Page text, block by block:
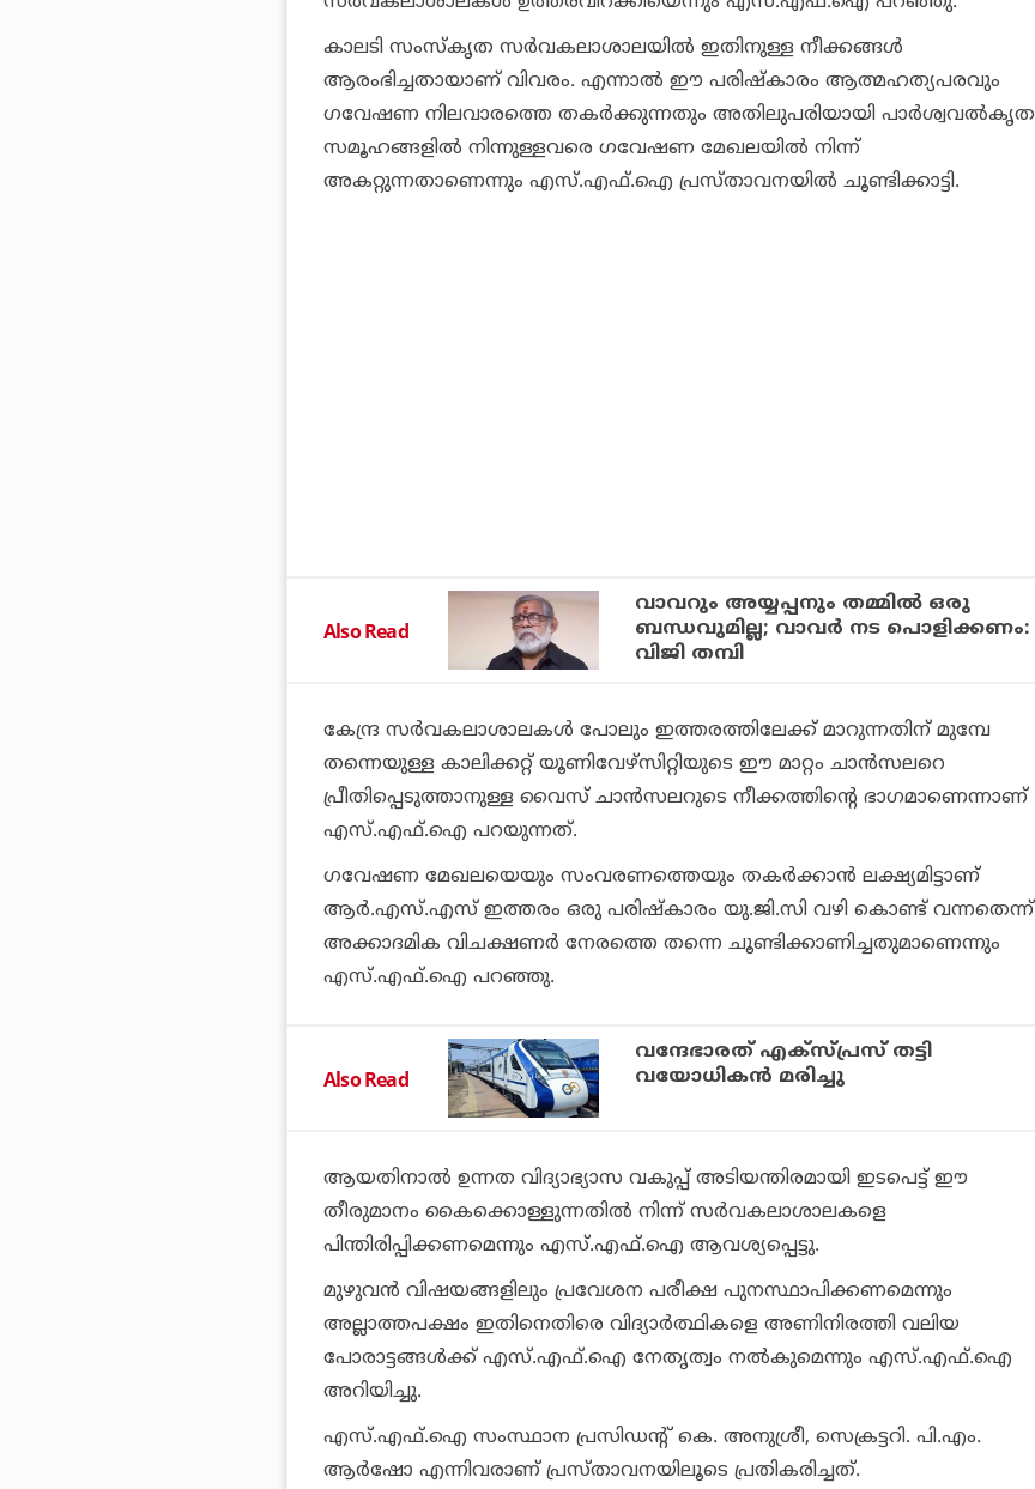
കാലടി സംസ്‌കൃത സര്‍വകലാശാലയില്‍ ഇതിനുള്ള നീക്കങ്ങള്‍
ആരംഭിച്ചതായാണ് വിവരം. എന്നാല്‍ ഈ പരിഷ്‌കാരം ആത്മഹത്യപരവും
ഗവേഷണ നിലവാരത്തെ തകര്‍ക്കുന്നതും അതിലുപരിയായി പാര്‍ശ്വവല്‍കൃത
സമൂഹങ്ങളില്‍ നിന്നുള്ളവരെ ഗവേഷണ മേഖലയില്‍ നിന്ന്
അകറ്റുന്നതാണെന്നും എസ്.എഫ്.ഐ പ്രസ്താവനയില്‍ ചൂണ്ടിക്കാട്ടി.
Also Read
വാവറും അയ്യപ്പനും തമ്മില്‍ ഒരു
ബന്ധവുമില്ല; വാവര്‍ നട പൊളിക്കണം:
വിജി തമ്പി
കേന്ദ്ര സര്‍വകലാശാലകള്‍ പോലും ഇത്തരത്തിലേക്ക് മാറുന്നതിന് മുമ്പേ
തന്നെയുള്ള കാലിക്കറ്റ് യൂണിവേഴ്‌സിറ്റിയുടെ ഈ മാറ്റം ചാന്‍സലറെ
പ്രീതിപ്പെടുത്താനുള്ള വൈസ് ചാന്‍സലറുടെ നീക്കത്തിന്റെ ഭാഗമാണെന്നാണ്
എസ്.എഫ്.ഐ പറയുന്നത്.
ഗവേഷണ മേഖലയെയും സംവരണത്തെയും തകര്‍ക്കാന്‍ ലക്ഷ്യമിട്ടാണ്
ആര്‍.എസ്.എസ് ഇത്തരം ഒരു പരിഷ്‌കാരം യു.ജി.സി വഴി കൊണ്ട് വന്നതെന്ന്
അക്കാദമിക വിചക്ഷണര്‍ നേരത്തെ തന്നെ ചൂണ്ടിക്കാണിച്ചതുമാണെന്നും
എസ്.എഫ്.ഐ പറഞ്ഞു.
Also Read
വന്ദേഭാരത് എക്‌സ്പ്രസ് തട്ടി
വയോധികന്‍ മരിച്ചു
ആയതിനാല്‍ ഉന്നത വിദ്യാഭ്യാസ വകുപ്പ് അടിയന്തിരമായി ഇടപെട്ട് ഈ
തീരുമാനം കൈക്കൊള്ളുന്നതില്‍ നിന്ന് സര്‍വകലാശാലകളെ
പിന്തിരിപ്പിക്കണമെന്നും എസ്.എഫ്.ഐ ആവശ്യപ്പെട്ടു.
മുഴുവന്‍ വിഷയങ്ങളിലും പ്രവേശന പരീക്ഷ പുനസ്ഥാപിക്കണമെന്നും
അല്ലാത്തപക്ഷം ഇതിനെതിരെ വിദ്യാര്‍ത്ഥികളെ അണിനിരത്തി വലിയ
പോരാട്ടങ്ങള്‍ക്ക് എസ്.എഫ്.ഐ നേതൃത്വം നല്‍കുമെന്നും എസ്.എഫ്.ഐ
അറിയിച്ചു.
എസ്.എഫ്.ഐ സംസ്ഥാന പ്രസിഡന്റ് കെ. അനുശ്രീ, സെക്രട്ടറി. പി.എം.
ആര്‍ഷോ എന്നിവരാണ് പ്രസ്താവനയിലൂടെ പ്രതികരിച്ചത്.